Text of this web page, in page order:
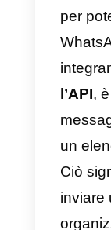
b)
c)
d)